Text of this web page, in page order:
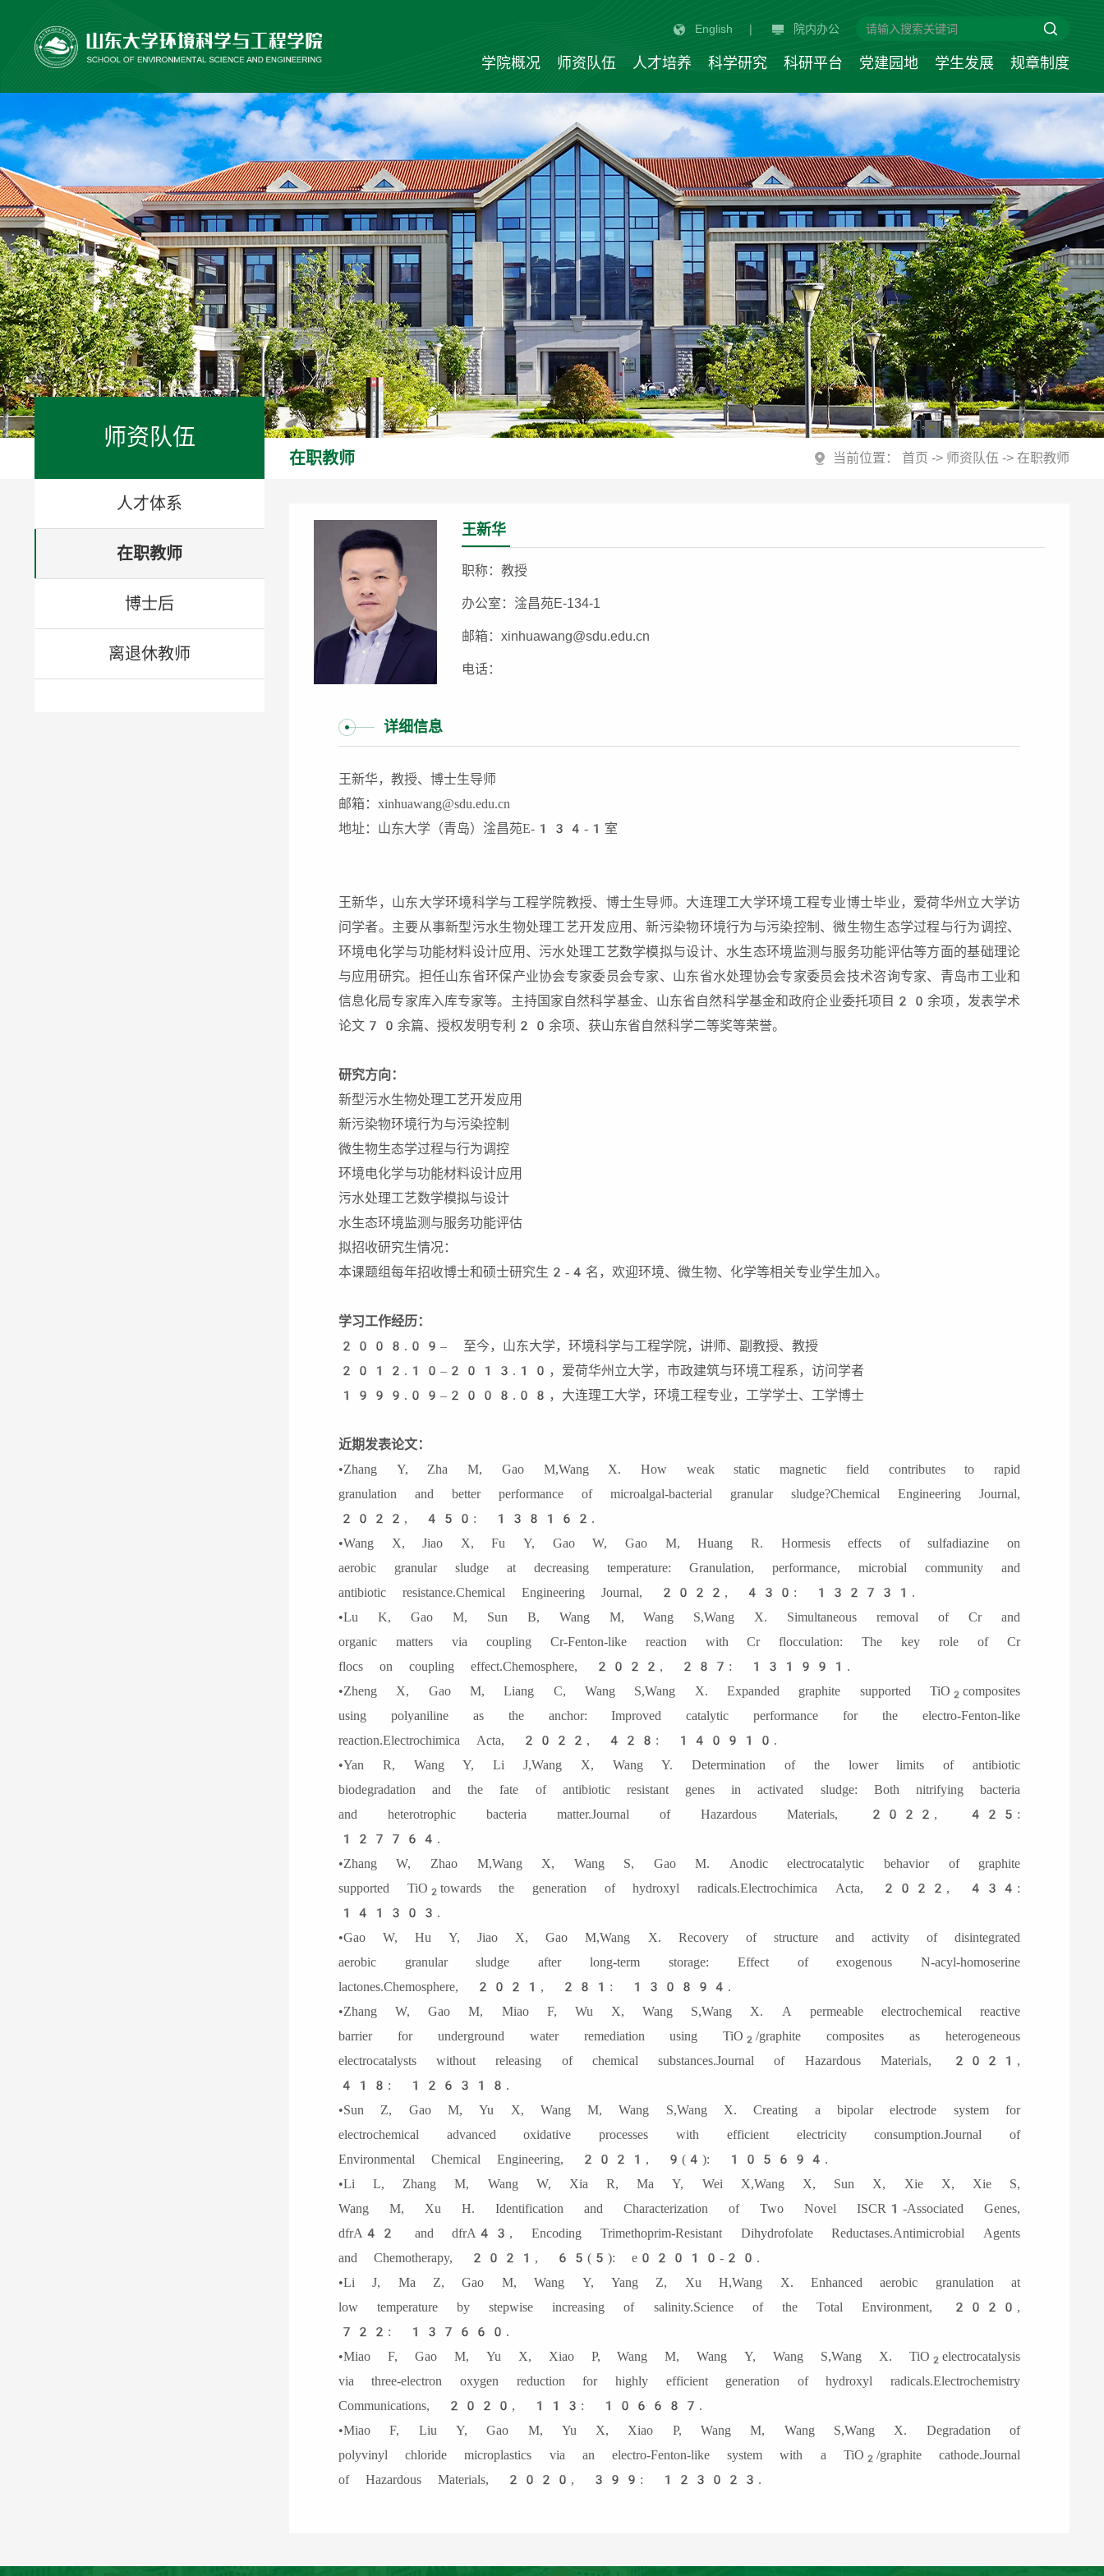
English | 院内办公
学院概况 师资队伍 人才培养 科学研究 科研平台 党建园地 学生发展 规章制度
师资队伍
人才体系
在职教师
博士后
离退休教师
在职教师 当前位置： 首页 -> 师资队伍 ->在职教师
王新华
职称：教授
办公室：淦昌苑E-134-1
邮箱：xinhuawang@sdu.edu.cn
电话：
详细信息
王新华，教授、博士生导师
邮箱：xinhuawang@sdu.edu.cn
地址：山东大学（青岛）淦昌苑E-134-1室
王新华，山东大学环境科学与工程学院教授、博士生导师。大连理工大学环境工程专业博士毕业，爱荷华州立大学访
问学者。主要从事新型污水生物处理工艺开发应用、新污染物环境行为与污染控制、微生物生态学过程与行为调控、
环境电化学与功能材料设计应用、污水处理工艺数学模拟与设计、水生态环境监测与服务功能评估等方面的基础理论
与应用研究。担任山东省环保产业协会专家委员会专家、山东省水处理协会专家委员会技术咨询专家、青岛市工业和
信息化局专家库入库专家等。主持国家自然科学基金、山东省自然科学基金和政府企业委托项目20余项，发表学术
论文70余篇、授权发明专利20余项、获山东省自然科学二等奖等荣誉。
研究方向：
新型污水生物处理工艺开发应用
新污染物环境行为与污染控制
微生物生态学过程与行为调控
环境电化学与功能材料设计应用
污水处理工艺数学模拟与设计
水生态环境监测与服务功能评估
拟招收研究生情况：
本课题组每年招收博士和硕士研究生2-4名，欢迎环境、微生物、化学等相关专业学生加入。
学习工作经历：
2008.09– 至今，山东大学，环境科学与工程学院，讲师、副教授、教授
2012.10–2013.10，爱荷华州立大学，市政建筑与环境工程系，访问学者
1999.09–2008.08，大连理工大学，环境工程专业，工学学士、工学博士
近期发表论文：
•Zhang Y, Zha M, Gao M,Wang X. How weak static magnetic field contributes to rapid
granulation and better performance of microalgal-bacterial granular sludge?Chemical Engineering Journal,
2022, 450: 138162.
•Wang X, Jiao X, Fu Y, Gao W, Gao M, Huang R. Hormesis effects of sulfadiazine on
aerobic granular sludge at decreasing temperature: Granulation, performance, microbial community and
antibiotic resistance.Chemical Engineering Journal, 2022, 430: 132731.
•Lu K, Gao M, Sun B, Wang M, Wang S,Wang X. Simultaneous removal of Cr and
organic matters via coupling Cr-Fenton-like reaction with Cr flocculation: The key role of Cr
flocs on coupling effect.Chemosphere, 2022, 287: 131991.
•Zheng X, Gao M, Liang C, Wang S,Wang X. Expanded graphite supported TiO 2composites
using polyaniline as the anchor: Improved catalytic performance for the electro-Fenton-like
reaction.Electrochimica Acta, 2022, 428: 140910.
•Yan R, Wang Y, Li J,Wang X, Wang Y. Determination of the lower limits of antibiotic
biodegradation and the fate of antibiotic resistant genes in activated sludge: Both nitrifying bacteria
and heterotrophic bacteria matter.Journal of Hazardous Materials, 2022, 425:
127764.
•Zhang W, Zhao M,Wang X, Wang S, Gao M. Anodic electrocatalytic behavior of graphite
supported TiO 2 towards the generation of hydroxyl radicals.Electrochimica Acta, 2022, 434:
141303.
•Gao W, Hu Y, Jiao X, Gao M,Wang X. Recovery of structure and activity of disintegrated
aerobic granular sludge after long-term storage: Effect of exogenous N-acyl-homoserine
lactones.Chemosphere, 2021, 281: 130894.
•Zhang W, Gao M, Miao F, Wu X, Wang S,Wang X. A permeable electrochemical reactive
barrier for underground water remediation using TiO 2/graphite composites as heterogeneous
electrocatalysts without releasing of chemical substances.Journal of Hazardous Materials, 2021,
418: 126318.
•Sun Z, Gao M, Yu X, Wang M, Wang S,Wang X. Creating a bipolar electrode system for
electrochemical advanced oxidative processes with efficient electricity consumption.Journal of
Environmental Chemical Engineering, 2021, 9(4): 105694.
•Li L, Zhang M, Wang W, Xia R, Ma Y, Wei X,Wang X, Sun X, Xie X, Xie S,
Wang M, Xu H. Identification and Characterization of Two Novel ISCR1-Associated Genes,
dfrA42 and dfrA43, Encoding Trimethoprim-Resistant Dihydrofolate Reductases.Antimicrobial Agents
and Chemotherapy, 2021, 65(5): e02010-20.
•Li J, Ma Z, Gao M, Wang Y, Yang Z, Xu H,Wang X. Enhanced aerobic granulation at
low temperature by stepwise increasing of salinity.Science of the Total Environment, 2020,
722: 137660.
•Miao F, Gao M, Yu X, Xiao P, Wang M, Wang Y, Wang S,Wang X. TiO 2electrocatalysis
via three-electron oxygen reduction for highly efficient generation of hydroxyl radicals.Electrochemistry
Communications, 2020, 113: 106687.
•Miao F, Liu Y, Gao M, Yu X, Xiao P, Wang M, Wang S,Wang X. Degradation of
polyvinyl chloride microplastics via an electro-Fenton-like system with a TiO 2 /graphite cathode.Journal
of Hazardous Materials, 2020, 399: 123023.